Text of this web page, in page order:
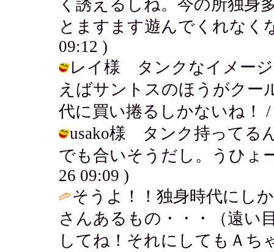
く誘えるしね。今の所独身
とますます遊んでくれなく
09:12 )
レイ様 タンクなイメージ
えばサントスのほうがクー
代に買い捲るしかないね！ /
usako様 タンク持ってる
でも合いそうだし。うひょ
26 09:09 )
そうよ！！独身時代にし
さんあるもの・・・（遠い
してね！それにしてもＡち